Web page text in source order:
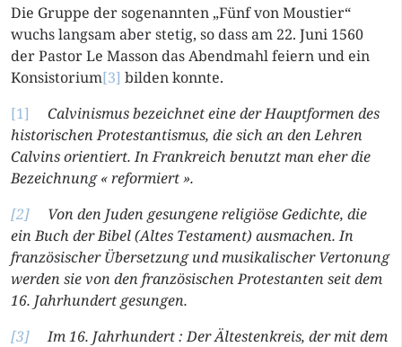
Die Gruppe der sogenannten „Fünf von Moustier“
wuchs langsam aber stetig, so dass am 22. Juni 1560
der Pastor Le Masson das Abendmahl feiern und ein
Konsistorium[3] bilden konnte.
[1]
Calvinismus bezeichnet eine der Hauptformen des
historischen Protestantismus, die sich an den Lehren
Calvins orientiert. In Frankreich benutzt man eher die
Bezeichnung « reformiert ».
[2] Von den Juden gesungene religiöse Gedichte, die
ein Buch der Bibel (Altes Testament) ausmachen. In
französischer Übersetzung und musikalischer Vertonung
werden sie von den französischen Protestanten seit dem
16. Jahrhundert gesungen.
[3] Im 16. Jahrhundert : Der Ältestenkreis, der mit dem